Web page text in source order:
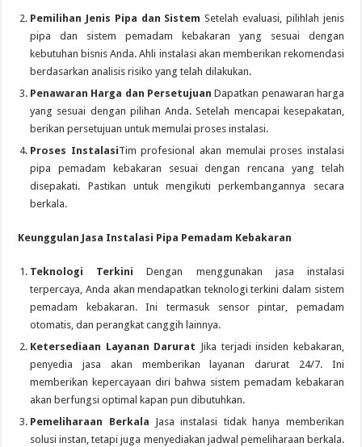
Pemilihan Jenis Pipa dan SistemSetelah evaluasi, pilihlah jenis
pipa dan sistem pemadam kebakaran yang sesuai dengan
kebutuhan bisnis Anda. Ahli instalasi akan memberikan rekomendasi
berdasarkan analisis risiko yang telah dilakukan.
Penawaran Harga dan PersetujuanDapatkan penawaran harga
yang sesuai dengan pilihan Anda. Setelah mencapai kesepakatan,
berikan persetujuan untuk memulai proses instalasi.
Proses InstalasiTim profesional akan memulai proses instalasi
pipa pemadam kebakaran sesuai dengan rencana yang telah
disepakati. Pastikan untuk mengikuti perkembangannya secara
berkala.
Keunggulan Jasa Instalasi Pipa Pemadam Kebakaran
Teknologi TerkiniDengan menggunakan jasa instalasi
terpercaya, Anda akan mendapatkan teknologi terkini dalam sistem
pemadam kebakaran. Ini termasuk sensor pintar, pemadam
otomatis, dan perangkat canggih lainnya.
Ketersediaan Layanan Darurat Jika terjadi insiden kebakaran,
penyedia jasa akan memberikan layanan darurat 24/7. Ini
memberikan kepercayaan diri bahwa sistem pemadam kebakaran
akan berfungsi optimal kapan pun dibutuhkan.
Pemeliharaan Berkala Jasa instalasi tidak hanya memberikan
solusi instan, tetapi juga menyediakan jadwal pemeliharaan berkala.